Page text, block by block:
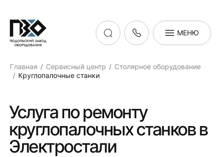
МЕНЮ
Главная Сервисный центр
Столярное оборудование
Круглопалочные станки
Услуга по ремонту
круглопалочных станков в
Электростали